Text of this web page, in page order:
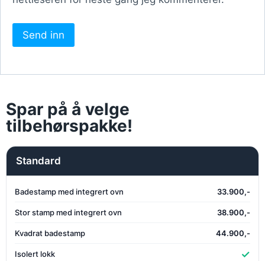
Spar på å velge
tilbehørspakke!
Standard
Badestamp med integrert ovn 33.900,-
Stor stamp med integrert ovn 38.900,-
Kvadrat badestamp 44.900,-
Isolert lokk ✓